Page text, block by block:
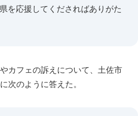
を応援してくださればありがた
カフェの訴えについて、土佐市
次のように答えた。